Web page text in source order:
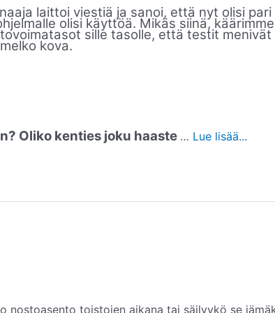
laittoi viestiä ja sanoi, että nyt olisi pari
olisi käyttöä. Mikäs siinä, käärimme
sille tasolle, että testit menivät
kova.
Oliko kenties joku haaste … Lue lisää...
nostoasento toistojen aikana tai säilyykö se